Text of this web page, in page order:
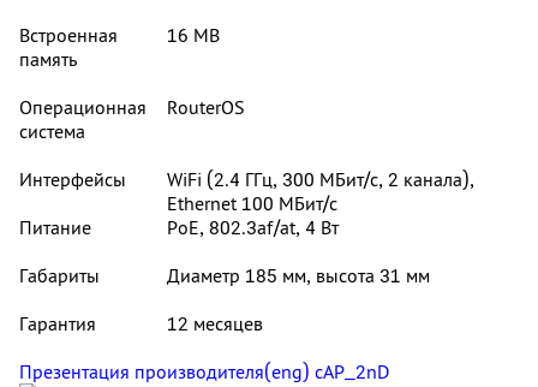
Встроенная
память
16 MB
Операционная
система
RouterOS
Интерфейсы
WiFi (2.4 ГГц, 300 МБит/с, 2 канала),
Ethernet 100 МБит/с
Питание
РоЕ, 802.3af/at, 4 Вт
Габариты
Диаметр 185 мм, высота 31 мм
Гарантия
12 месяцев
Презентация производителя(eng) cAP_2nD